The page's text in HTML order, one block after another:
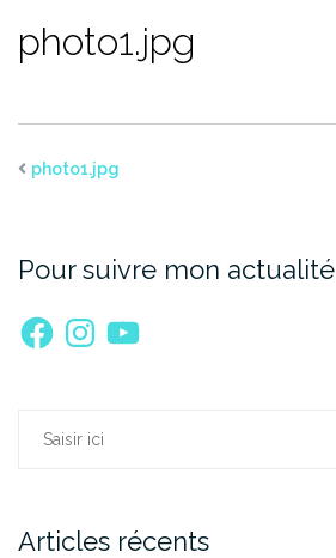
photo1.jpg
photo1.jpg
Pour suivre mon actualité
FacebookInstagramYouTube
Rechercher :
Articles récents